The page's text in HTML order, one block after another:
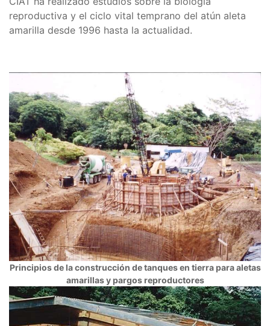
reproductiva y el ciclo vital temprano del atún aleta
amarilla desde 1996 hasta la actualidad.
Principios de la construcción de tanques en tierra para aletas
amarillas y pargos reproductores